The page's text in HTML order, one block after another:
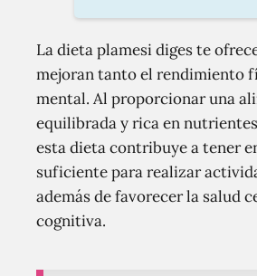
La dieta plamesi diges te
mejoran tanto el rendimiento
mental. Al proporcionar una
equilibrada y rica en
esta dieta contribuye a tener
suficiente para realizar
además de favorecer la salud
cognitiva.